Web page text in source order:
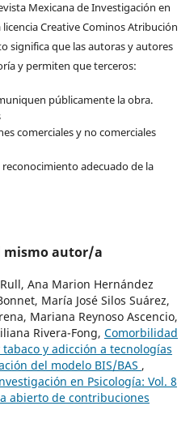
Mexicana de Investigación en
Creative Cominos Atribución
significa que las autoras y autores
y permiten que terceros:
públicamente la obra.
comerciales y no comerciales
adecuado de la
mismo autor/a
Ana Marion Hernández
María José Silos Suárez,
Mariana Reynoso Ascencio,
Rivera-Fong, Comorbilidad
y adicción a tecnologías
del modelo BIS/BAS ,
en Psicología: Vol. 8
abierto de contribuciones